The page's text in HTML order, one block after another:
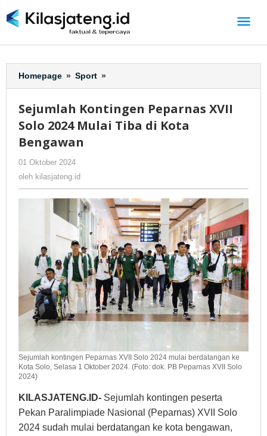
ke
Homepage » Sport »
Kontingen
XVII
Solo
Kota
Bengawan
Sejumlah Kontingen Peparnas XVII
Solo 2024 Mulai Tiba di Kota
Bengawan
01 Oktober 2024
oleh kilasjateng.id
Sejumlah kontingen Peparnas XVII Solo 2024 mulai berdatangan ke
Kota Solo, Selasa 1 Oktober 2024. (Foto: dok. PB Peparnas XVII Solo
2024)
KILASJATENG.ID- Sejumlah kontingen peserta
Pekan Paralimpiade Nasional (Peparnas) XVII Solo
2024 sudah mulai berdatangan ke kota bengawan,